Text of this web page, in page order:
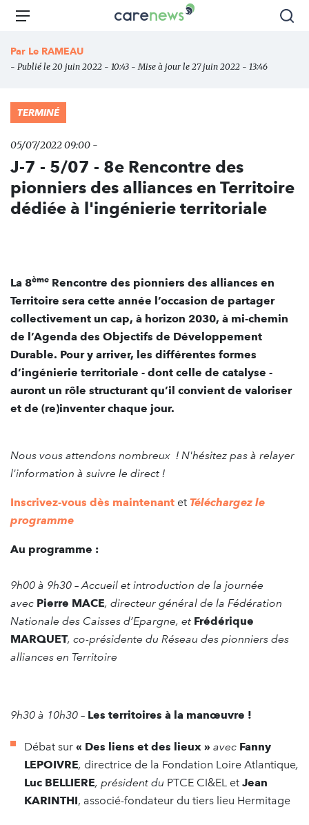
Aller
principal
Carenews,
des
Menu
Par Le RAMEAU
- Publié le 20 juin 2022 - 10:43 - Mise à jour le 27 juin 2022 - 13:46
TERMINÉ
05/07/2022 09:00 -
J-7 - 5/07 - 8e Rencontre des
pionniers des alliances en Territoire
dédiée à l'ingénierie territoriale
La 8ème Rencontre des pionniers des alliances en
Territoire sera cette année l’occasion de partager
collectivement un cap, à horizon 2030, à mi-chemin
de l’Agenda des Objectifs de Développement
Durable. Pour y arriver, les différentes formes
d’ingénierie territoriale - dont celle de catalyse -
auront un rôle structurant qu’il convient de valoriser
et de (re)inventer chaque jour.
Nous vous attendons nombreux ! N'hésitez pas à relayer
l'information à suivre le direct !
Inscrivez-vous dès maintenant et Téléchargez le
programme
Au programme :
9h00 à 9h30 – Accueil et introduction de la journée
avec Pierre MACE, directeur général de la Fédération
Nationale des Caisses d’Epargne, et Frédérique
MARQUET, co-présidente du Réseau des pionniers des
alliances en Territoire
9h30 à 10h30 – Les territoires à la manœuvre !
Débat sur « Des liens et des lieux » avec Fanny
LEPOIVRE, directrice de la Fondation Loire Atlantique,
Luc BELLIERE, président du PTCE CI&EL et Jean
KARINTHI, associé-fondateur du tiers lieu Hermitage